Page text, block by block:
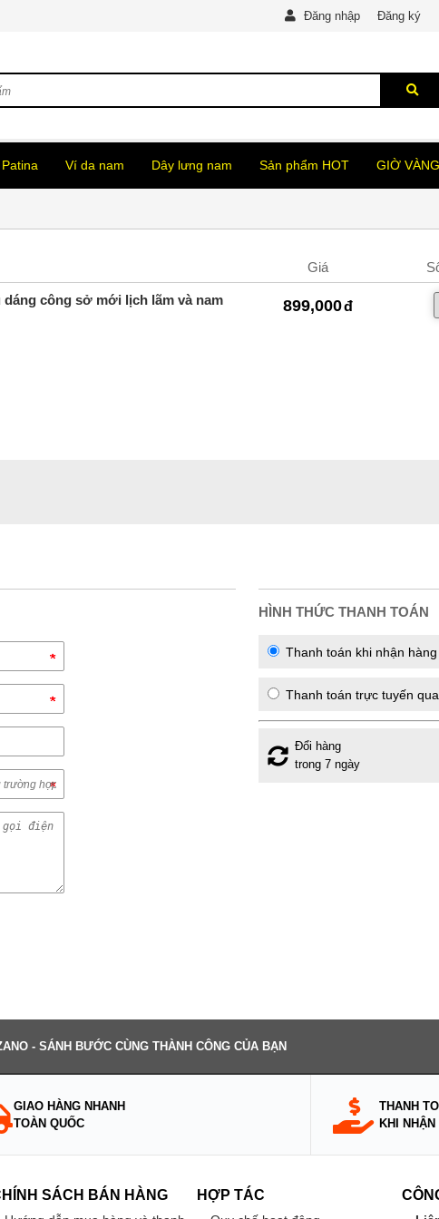
Đăng nhập Đăng ký
Ví da nam Dây lưng nam Sản phẩm HOT GIỜ VÀNG
Giá
dáng công sở mới lịch lãm và nam
899,000
HÌNH THỨC THANH TOÁN
Thanh toán khi nhận
Thanh toán trực tuyến
Đổi hàng
trong 7 ngày
- SÁNH BƯỚC CÙNG THÀNH CÔNG CỦA BẠN
GIAO HÀNG NHANH
TOÀN QUỐC
THANH
KHI NHẬN
SÁCH BÁN HÀNG HỢP TÁC